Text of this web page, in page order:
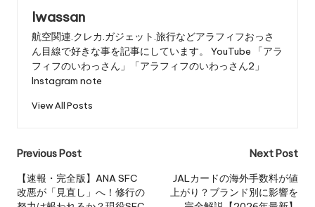
Iwassan
航空関連.クレカ.ガジェット.旅行などアラフィフおっさ
ん目線で好きな事を記事にしています。 YouTube 「アラ
フィフのいわっさん」「アラフィフのいわっさん2」
Instagram note
View All Posts
Post
navigation
Previous Post
【速報・完全版】ANA SFC
改悪が「見直し」へ！修行の
Next Post
JALカードの海外手数料が値
上がり？ブランド別に影響を